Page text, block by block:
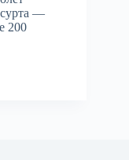
—
200